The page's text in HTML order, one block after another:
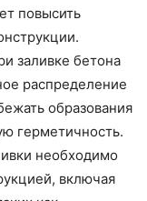
повысить
заливке бетона
распределение
образования
герметичность.
необходимо
включая